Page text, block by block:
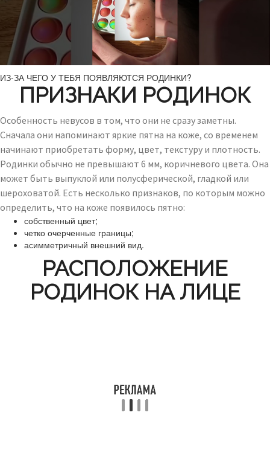
ИЗ-ЗА ЧЕГО У ТЕБЯ ПОЯВЛЯЮТСЯ РОДИНКИ?
ПРИЗНАКИ РОДИНОК
Особенность невусов в том, что они не сразу заметны.
Сначала они напоминают яркие пятна на коже, со временем
начинают приобретать форму, цвет, текстуру и плотность.
Родинки обычно не превышают 6 мм, коричневого цвета. Она
может быть выпуклой или полусферической, гладкой или
шероховатой. Есть несколько признаков, по которым можно
определить, что на коже появилось пятно:
собственный цвет;
четко очерченные границы;
асимметричный внешний вид.
РАСПОЛОЖЕНИЕ
РОДИНОК НА ЛИЦЕ